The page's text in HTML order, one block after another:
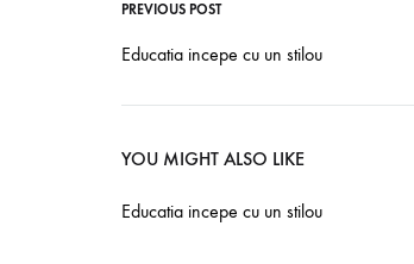
Post
navigation
PREVIOUS POST
Educatia incepe cu un stilou
YOU MIGHT ALSO LIKE
Educatia incepe cu un stilou